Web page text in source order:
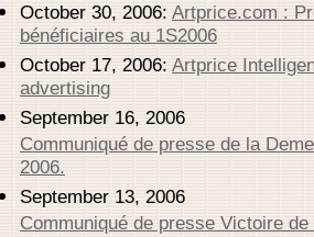
October 30, 2006: Artprice.com :
bénéficiaires au 1S2006
October 17, 2006: Artprice
advertising
September 16, 2006
Communiqué de presse de la
2006.
September 13, 2006
Communiqué de presse Victoire